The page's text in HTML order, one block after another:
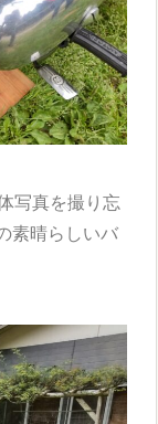
写真を撮り忘
素晴らしいバ